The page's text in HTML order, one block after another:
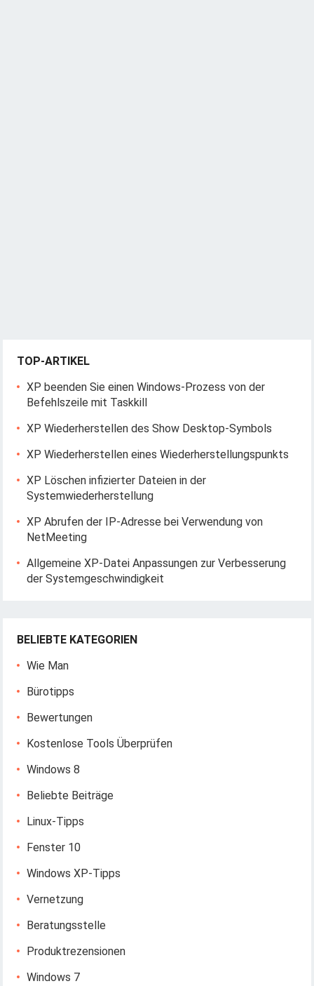
TOP-ARTIKEL
XP beenden Sie einen Windows-Prozess von der
Befehlszeile mit Taskkill
XP Wiederherstellen des Show Desktop-Symbols
XP Wiederherstellen eines Wiederherstellungspunkts
XP Löschen infizierter Dateien in der
Systemwiederherstellung
XP Abrufen der IP-Adresse bei Verwendung von
NetMeeting
Allgemeine XP-Datei Anpassungen zur Verbesserung
der Systemgeschwindigkeit
BELIEBTE KATEGORIEN
Wie Man
Bürotipps
Bewertungen
Kostenlose Tools Überprüfen
Windows 8
Beliebte Beiträge
Linux-Tipps
Fenster 10
Windows XP-Tipps
Vernetzung
Beratungsstelle
Produktrezensionen
Windows 7